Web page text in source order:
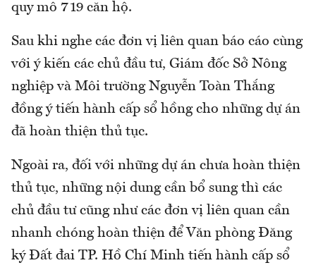
quy mô 719 căn hộ.
Sau khi nghe các đơn vị liên quan báo cáo cùng
với ý kiến các chủ đầu tư, Giám đốc Sở Nông
nghiệp và Môi trường Nguyễn Toàn Thắng
đồng ý tiến hành cấp sổ hồng cho những dự án
đã hoàn thiện thủ tục.
Ngoài ra, đối với những dự án chưa hoàn thiện
thủ tục, những nội dung cần bổ sung thì các
chủ đầu tư cũng như các đơn vị liên quan cần
nhanh chóng hoàn thiện để Văn phòng Đăng
ký Đất đai TP. Hồ Chí Minh tiến hành cấp sổ